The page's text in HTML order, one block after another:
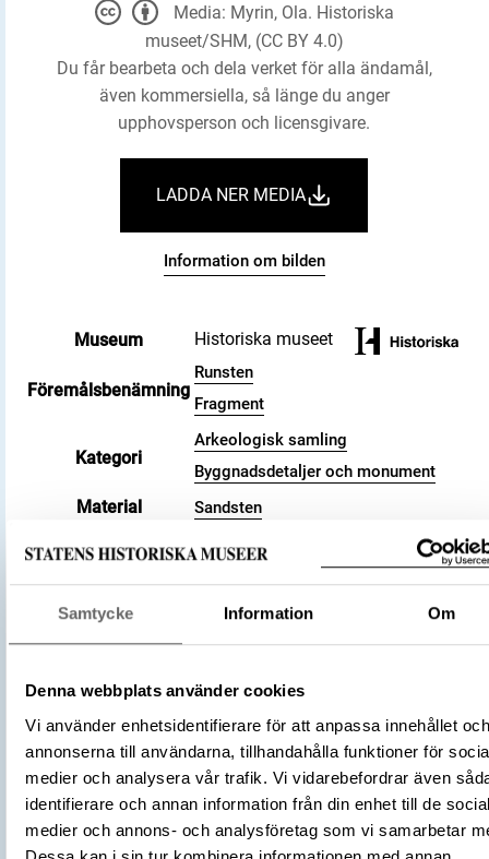
Samtycke Information Om
Denna webbplats använder cookies
Vi använder enhetsidentifierare för att anpassa innehållet och
annonserna till användarna, tillhandahålla funktioner för
medier och analysera vår trafik. Vi vidarebefordrar även
identifierare och annan information från din enhet till de
medier och annons- och analysföretag som vi samarbetar
Museum Historiska museet
Föremålsbenämning
Runsten
Fragment
Kategori
Arkeologisk samling
Byggnadsdetaljer och monument
Material Sandsten
Datering
400 – 1100
Inskription
Runor
Föremålsnummer
44421_HST
Förvärvsnummer
Omnämns i katalog Förvärv: 29563 på Catview
1972
Fyndplats
Plats: Össeby-Garns kyrkoruin,
L2014:3449, Socken: Össeby-Garn
Kommun: Vallentuna kommun,
Media: Myrin, Ola. Historiska
museet/SHM, (CC BY 4.0)
Du får bearbeta och dela verket för alla ändamål,
även kommersiella, så länge du anger
upphovsperson och licensgivare.
LADDA NER MEDIA
Information om bilden